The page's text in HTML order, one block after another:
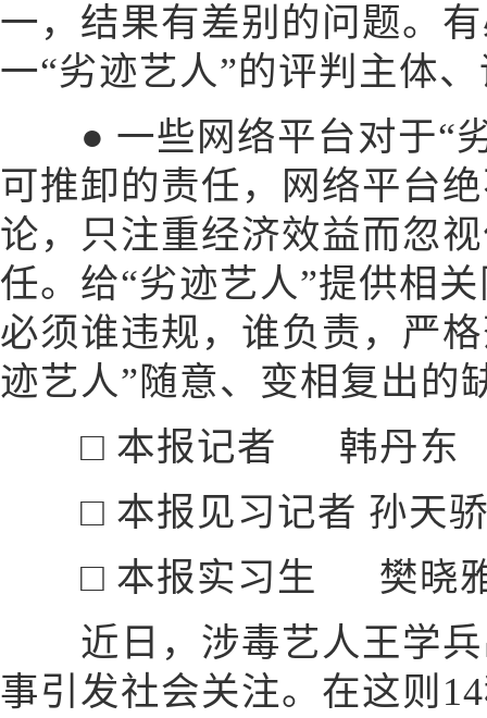
一，结果有差别的问题。
一“劣迹艺人”的评判主体
● 一些网络平台对于“劣
可推卸的责任，网络平台
论，只注重经济效益而忽
任。给“劣迹艺人”提供相
必须谁违规，谁负责，严
迹艺人”随意、变相复出的
□ 本报记者 韩丹东
□ 本报见习记者 孙天
□ 本报实习生 樊晓
近日，涉毒艺人王学兵
事引发社会关注。在这则